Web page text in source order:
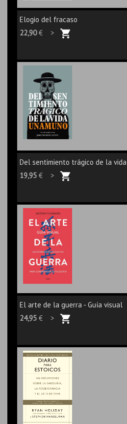
Elogio del fracaso
22,90€ >
Del sentimiento trágico de la vida
19,95 € >
El arte de la guerra - Guía visual
24,95 € >